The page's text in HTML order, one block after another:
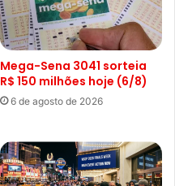
Mega-Sena 3041 sorteia
R$ 150 milhões hoje (6/8)
6 de agosto de 2026